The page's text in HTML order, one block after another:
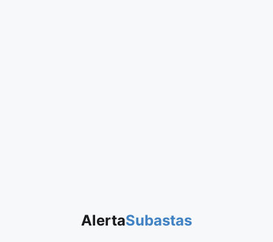
AlertaSubastas